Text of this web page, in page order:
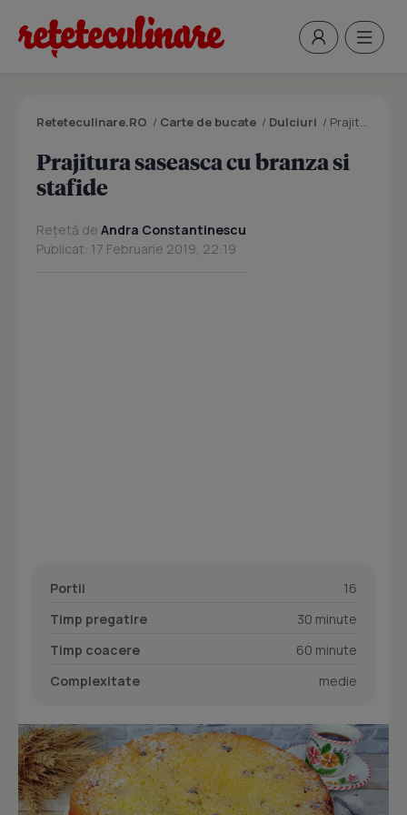
Reteteculinare.RO / Carte de bucate / Dulciuri / Prajitura saseasca cu branza si stafide
Prajitura saseasca cu branza si
stafide
Rețetă de Andra Constantinescu
Publicat: 17 Februarie 2019, 22:19
Portii
16
Timp pregatire
30 minute
Timp coacere
60 minute
Complexitate
medie